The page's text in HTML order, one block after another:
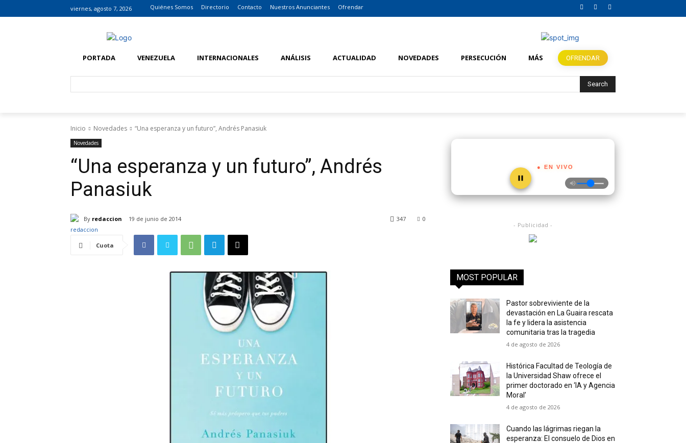
viernes, agosto 7, 2026 Quiénes Somos Directorio Contacto Nuestros Anunciantes Ofrendar
PORTADA VENEZUELA INTERNACIONALES ANÁLISIS ACTUALIDAD NOVEDADES PERSECUCIÓN MÁS OFRENDAR
Search
Inicio Novedades “Una esperanza y un futuro”, Andrés Panasiuk
Novedades
“Una esperanza y un futuro”, Andrés
Panasiuk
By redaccion 19 de junio de 2014 0
347
Cuota
● EN VIVO
- Publicidad -
MOST POPULAR
Pastor sobreviviente de la
devastación en La Guaira rescata
la fe y lidera la asistencia
comunitaria tras la tragedia
4 de agosto de 2026
Histórica Facultad de Teología de
la Universidad Shaw ofrece el
primer doctorado en ‘IA y Agencia
Moral’
4 de agosto de 2026
Cuando las lágrimas riegan la
esperanza: El consuelo de Dios en